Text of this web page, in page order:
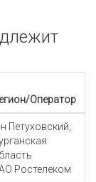
Оператор
Петуховский,
Ростелеком